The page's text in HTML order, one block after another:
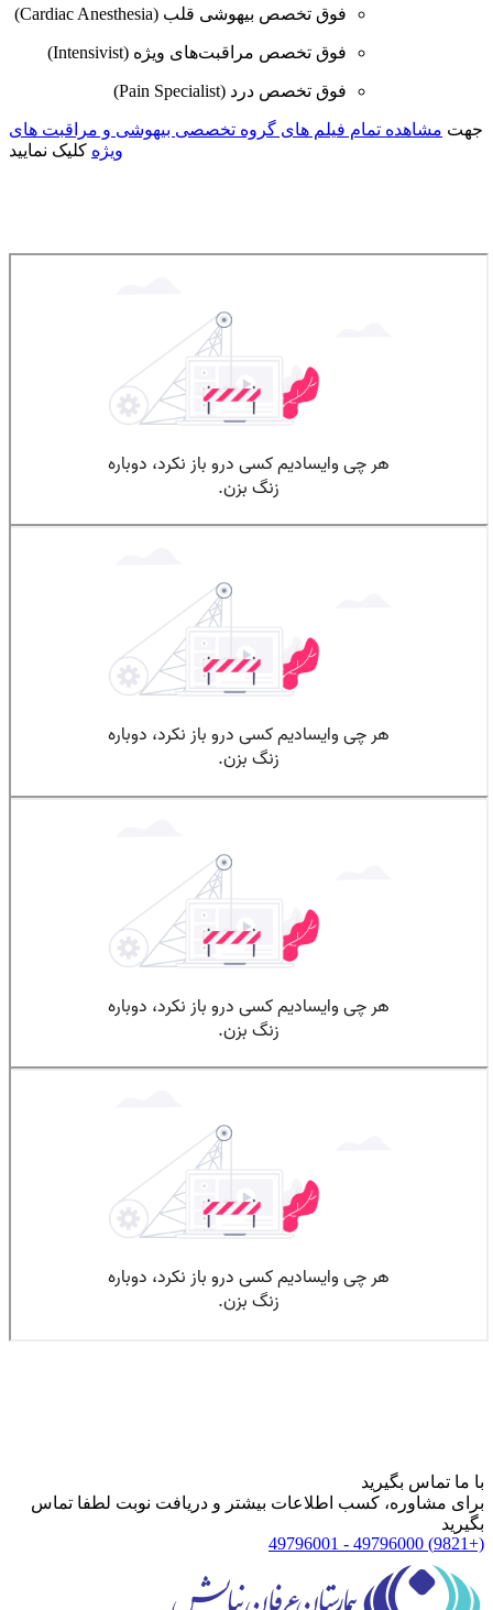
فوق تخصص بیهوشی قلب (Cardiac Anesthesia)
فوق تخصص مراقبت‌های ویژه (Intensivist)
فوق تخصص درد (Pain Specialist)
جهت مشاهده تمام فیلم های گروه تخصصی بیهوشی و مراقبت های
ویژه کلیک نمایید
با ما تماس بگیرید
برای مشاوره، کسب اطلاعات بیشتر و دریافت نوبت لطفا تماس
بگیرید
(+9821) 49796000 - 49796001